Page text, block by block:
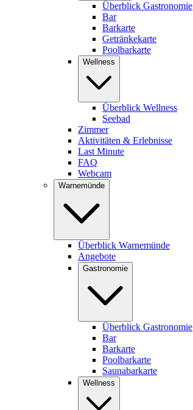
Überblick Gastronomie
Bar
Barkarte
Getränkekarte
Poolbarkarte
Wellness
Überblick Wellness
Seebad
Zimmer
Aktivitäten & Erlebnisse
Last Minute
FAQ
Webcam
Warnemünde
Überblick Warnemünde
Angebote
Gastronomie
Überblick Gastronomie
Bar
Barkarte
Poolbarkarte
Saunabarkarte
Wellness